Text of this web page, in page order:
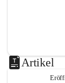
Artikel